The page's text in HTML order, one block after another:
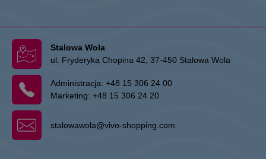
Stalowa Wola
ul. Fryderyka Chopina 42, 37-450 Stalowa Wola
Administracja: +48 15 306 24 00
Marketing: +48 15 306 24 20
stalowawola@vivo-shopping.com